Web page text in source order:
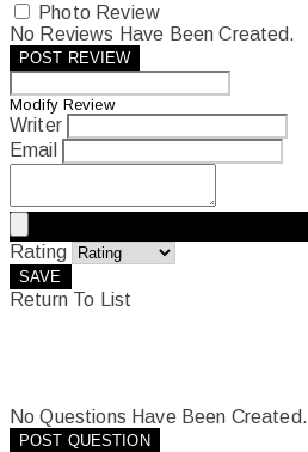
Photo Review
No Reviews Have Been Created.
POST REVIEW
Modify Review
Writer
Email
Rating
SAVE
Return To List
No Questions Have Been Created.
POST QUESTION